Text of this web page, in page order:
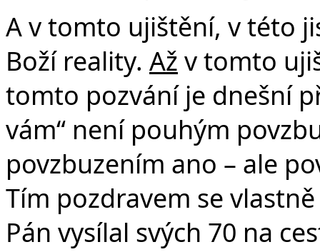
A v tomto ujištění, v této
Boží reality. Až v tomto
tomto pozvání je dnešní
vám“ není pouhým
povzbuzením ano – ale
Tím pozdravem se
Pán vysílal svých 70 na